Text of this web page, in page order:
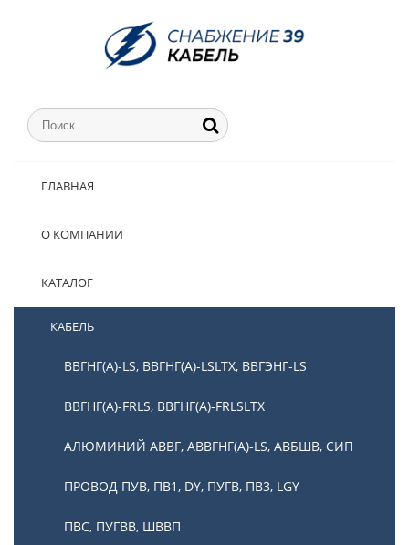
ГЛАВНАЯ
О КОМПАНИИ
КАТАЛОГ
КАБЕЛЬ
ВВГНГ(А)-LS, ВВГНГ(А)-LSLTX, ВВГЭНГ-LS
ВВГНГ(А)-FRLS, ВВГНГ(А)-FRLSLTX
АЛЮМИНИЙ АВВГ, АВВГНГ(А)-LS, АВБШВ, СИП
ПРОВОД ПУВ, ПВ1, DY, ПУГВ, ПВ3, LGY
ПВС, ПУГВВ, ШВВП